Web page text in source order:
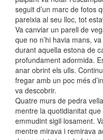
seguit d’un marc de fotos
pareixia al seu lloc, tot
Va canviar un parell de
que no n’hi havia mans,
durant aquella estona de
profundament adormida.
anar obrint els ulls.
fregar amb un poc més
va descobrir.
Quatre murs de pedra
mentre la quotidianitat
emmudint sigil·losament.
mentre mirava i remirava